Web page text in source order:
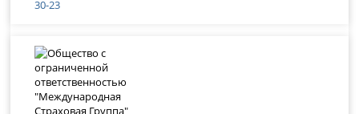
30-23